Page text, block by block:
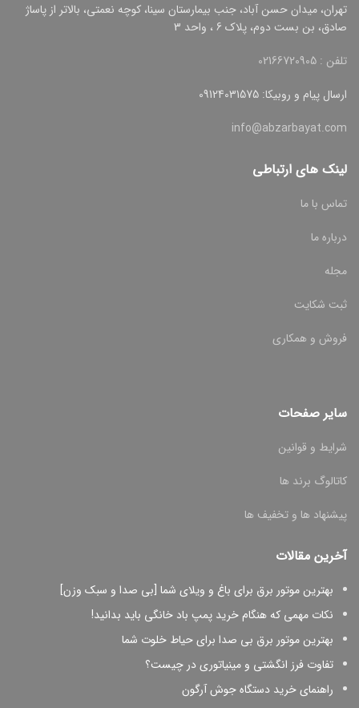
تهران، میدان حسن آباد، جنب بیمارستان سینا، کوچه نعمتی، بالاتر از پاساژ
صادق، بن بست دوم، پلاک 6 ، واحد 3
تلفن : 02166720905
ارسال پیام و روبیکا: 09124031575
info@abzarbayat.com
لینک های ارتباطی
تماس با ما
درباره ما
مجله
ثبت شکایت
فروش و همکاری
سایر صفحات
شرایط و قوانین
کاتالوگ برند ها
پیشنهاد ها و تخفیف ها
آخرین مقالات
بهترین موتور برق برای باغ و ویلای شما [بی صدا و سبک وزن]
نکات مهمی که هنگام خرید پمپ باد خانگی باید بدانید!
بهترین موتور برق بی صدا برای حیاط خلوت شما
تفاوت فرز انگشتی و مینیاتوری در چیست؟
راهنمای خرید دستگاه جوش آرگون